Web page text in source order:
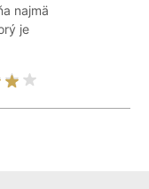
najmä
je